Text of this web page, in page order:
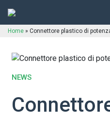
Home » Connettore plastico di
NEWS